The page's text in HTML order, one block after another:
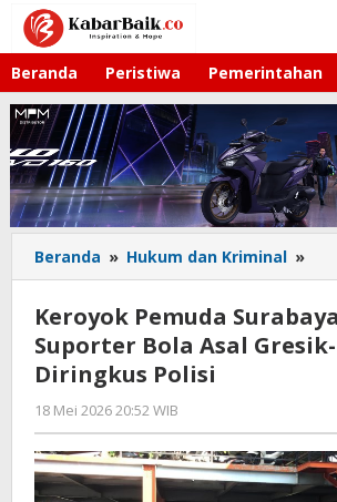
Lewati
konten
Beranda Peristiwa Pemerintahan
Beranda » Hukum dan Kriminal »
8
Keroyok Pemuda
Suporter Bola Asal
Diringkus Polisi
18 Mei 2026 20:52 WIB
Andika
DP